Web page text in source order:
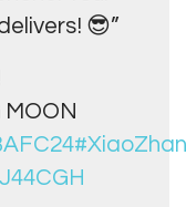
😎”
MOON